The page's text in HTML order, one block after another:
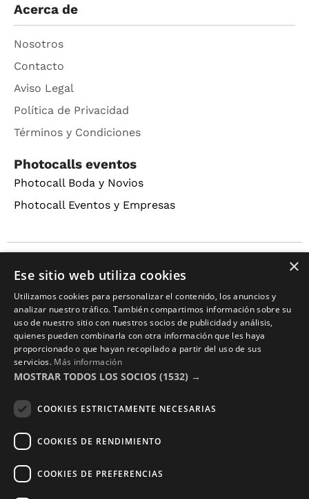
Acerca de
Nosotros
Contacto
Aviso Legal
Política de Privacidad
Términos y Condiciones
Photocalls eventos
Photocall Boda y Novios
Photocall Eventos y Empresas
Copyright © 2016 – 2026 ZonaPlotter.com. All rights
reserved.
×
Ese sitio web utiliza cookies
Utilizamos cookies para personalizar el contenido, los anuncios y
analizar nuestro tráfico. También compartimos información sobre su
uso de nuestro sitio con nuestros socios de publicidad y análisis,
quienes pueden combinarla con otra información que les haya
proporcionado o que hayan recopilado a partir del uso de sus
servicios. Más información
MOSTRAR TODOS LOS SOCIOS (1532) →
COOKIES ESTRICTAMENTE NECESARIAS
COOKIES DE RENDIMIENTO
COOKIES DE PREFERENCIAS